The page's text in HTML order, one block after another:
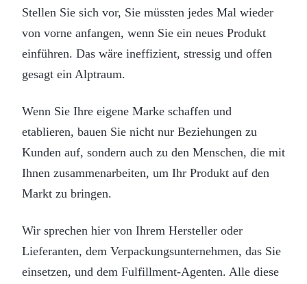
Stellen Sie sich vor, Sie müssten jedes Mal wieder
von vorne anfangen, wenn Sie ein neues Produkt
einführen. Das wäre ineffizient, stressig und offen
gesagt ein Alptraum.
Wenn Sie Ihre eigene Marke schaffen und
etablieren, bauen Sie nicht nur Beziehungen zu
Kunden auf, sondern auch zu den Menschen, die mit
Ihnen zusammenarbeiten, um Ihr Produkt auf den
Markt zu bringen.
Wir sprechen hier von Ihrem Hersteller oder
Lieferanten, dem Verpackungsunternehmen, das Sie
einsetzen, und dem Fulfillment-Agenten. Alle diese